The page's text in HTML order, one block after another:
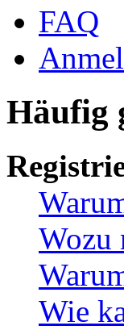
FAQ
Häufig
Wozu
Wie